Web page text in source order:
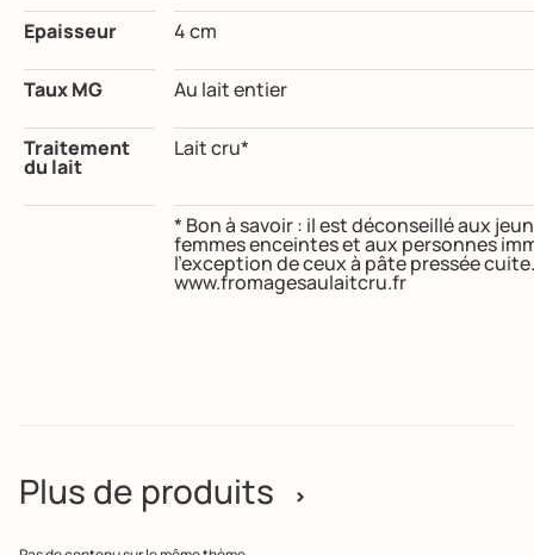
Epaisseur 4 cm
Taux MG Au lait entier
Traitement
du lait
Lait cru*
* Bon à savoir : il est déconseillé aux
femmes enceintes et aux personnes
l’exception de ceux à pâte pressée
www.fromagesaulaitcru.fr
Plus de produits >